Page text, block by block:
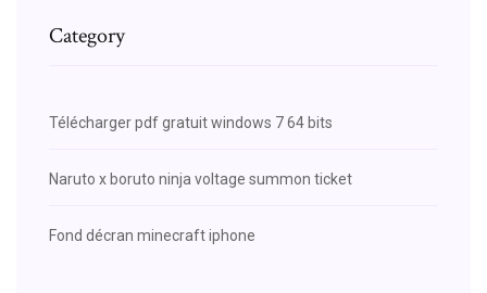
Category
Télécharger pdf gratuit windows 7 64 bits
Naruto x boruto ninja voltage summon ticket
Fond décran minecraft iphone